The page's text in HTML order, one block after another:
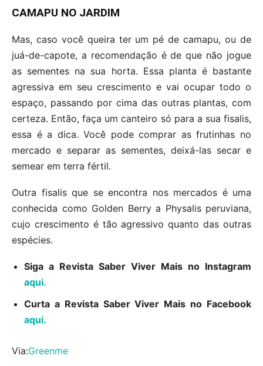
CAMAPU NO JARDIM
Mas, caso você queira ter um pé de camapu, ou de
juá-de-capote, a recomendação é de que não jogue
as sementes na sua horta. Essa planta é bastante
agressiva em seu crescimento e vai ocupar todo o
espaço, passando por cima das outras plantas, com
certeza. Então, faça um canteiro só para a sua fisalis,
essa é a dica. Você pode comprar as frutinhas no
mercado e separar as sementes, deixá-las secar e
semear em terra fértil.
Outra fisalis que se encontra nos mercados é uma
conhecida como Golden Berry a Physalis peruviana,
cujo crescimento é tão agressivo quanto das outras
espécies.
Siga a Revista Saber Viver Mais no Instagram
aqui.
Curta a Revista Saber Viver Mais no Facebook
aqui.
Via:Greenme